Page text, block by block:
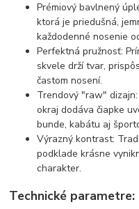
Prémiový bavlnený
ktorá je priedušná,
každodenné nosenie
Perfektná pružnosť:
skvele drží tvar,
častom nosení.
Trendový "raw"
okraj dodáva čiapke
bunde, kabátu aj
Výrazný kontrast:
podklade krásne
charakter.
Technické parametre: